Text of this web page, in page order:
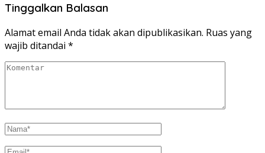
Tinggalkan Balasan
Alamat email Anda tidak akan dipublikasikan. Ruas yang
wajib ditandai *